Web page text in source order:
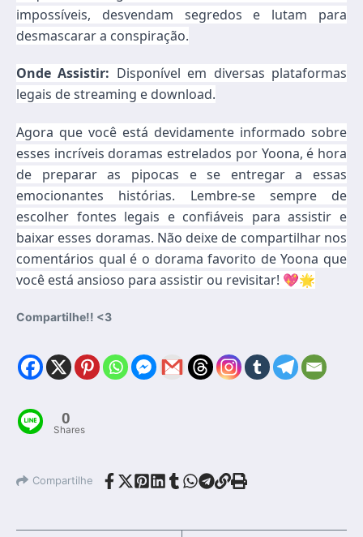
impossíveis, desvendam segredos e lutam para
desmascarar a conspiração.
Onde Assistir: Disponível em diversas plataformas
legais de streaming e download.
Agora que você está devidamente informado sobre
esses incríveis doramas estrelados por Yoona, é hora
de preparar as pipocas e se entregar a essas
emocionantes histórias. Lembre-se sempre de
escolher fontes legais e confiáveis para assistir e
baixar esses doramas. Não deixe de compartilhar nos
comentários qual é o dorama favorito de Yoona que
você está ansioso para assistir ou revisitar! 💖🌟
Compartilhe!! <3
0
Shares
Compartilhe